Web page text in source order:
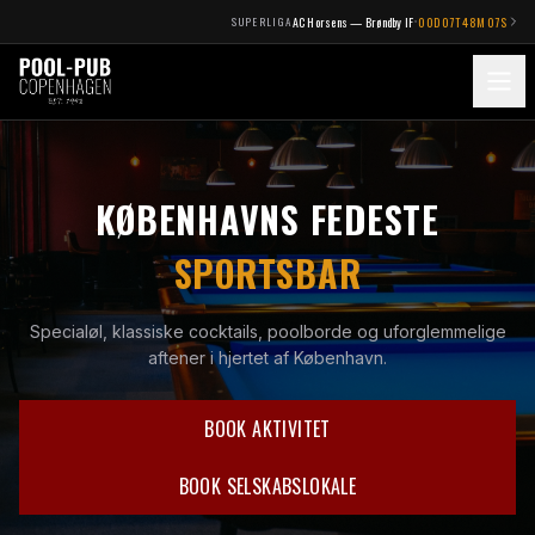
SUPERLIGAAC Horsens — Brøndby IF·00D 07T 48M 06S
KØBENHAVNS FEDESTE
SPORTSBAR
Specialøl, klassiske cocktails, poolborde og uforglemmelige
aftener i hjertet af København.
BOOK AKTIVITET
BOOK SELSKABSLOKALE